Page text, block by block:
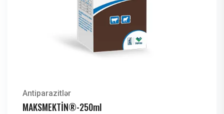
Antiparazitlər
MAKSMEKTİN®-250ml